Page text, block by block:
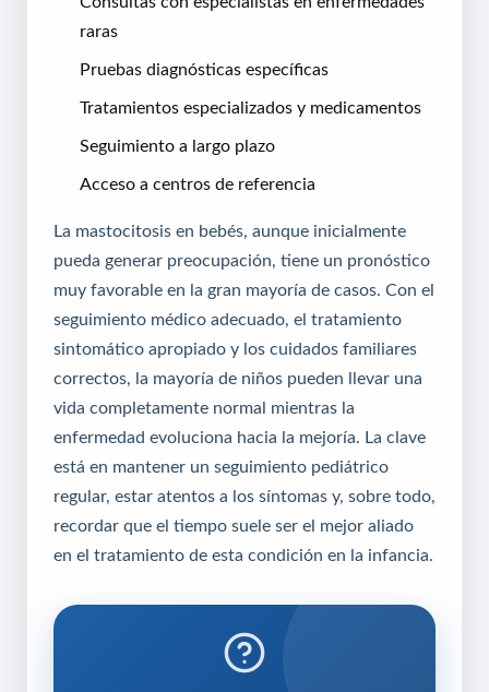
raras
Pruebas diagnósticas específicas
Tratamientos especializados y medicamentos
Seguimiento a largo plazo
Acceso a centros de referencia
La mastocitosis en bebés, aunque inicialmente
pueda generar preocupación, tiene un pronóstico
muy favorable en la gran mayoría de casos. Con el
seguimiento médico adecuado, el tratamiento
sintomático apropiado y los cuidados familiares
correctos, la mayoría de niños pueden llevar una
vida completamente normal mientras la
enfermedad evoluciona hacia la mejoría. La clave
está en mantener un seguimiento pediátrico
regular, estar atentos a los síntomas y, sobre todo,
recordar que el tiempo suele ser el mejor aliado
en el tratamiento de esta condición en la infancia.